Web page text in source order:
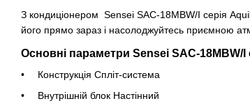
З кондиціонером Sensei SAC-18MBW/I серія
його прямо зараз і насолоджуйтесь приємною
Основні параметри Sensei SAC-18MBW/I
Конструкція Спліт-система
Внутрішній блок Настінний